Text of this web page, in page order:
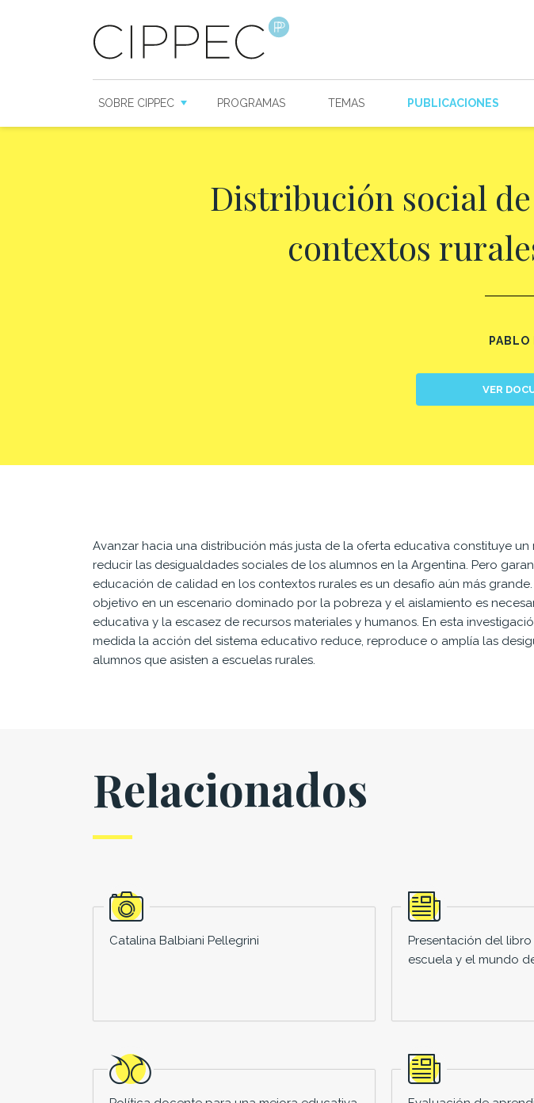
SOBRE CIPPEC PROGRAMAS TEMAS PUBLICACIONES
Distribución social
contextos
PABLO
VER
Avanzar hacia una distribución más justa de la oferta educativa constituye
reducir las desigualdades sociales de los alumnos en la Argentina. Pero
educación de calidad en los contextos rurales es un desafío aún más
objetivo en un escenario dominado por la pobreza y el aislamiento es
educativa y la escasez de recursos materiales y humanos. En esta
medida la acción del sistema educativo reduce, reproduce o amplía las
alumnos que asisten a escuelas rurales.
Relacionados
Catalina Balbiani Pellegrini
Presentación del libro
escuela y el mundo